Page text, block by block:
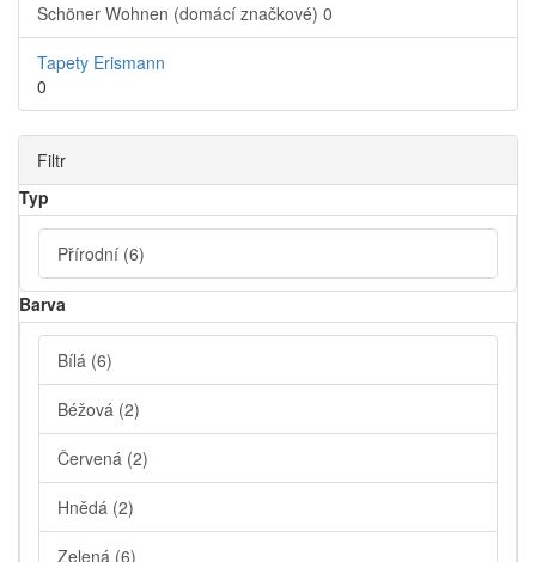
Schöner Wohnen (domácí značkové) 0
Tapety Erismann
0
Filtr
Typ
Přírodní (6)
Barva
Bílá (6)
Béžová (2)
Červená (2)
Hnědá (2)
Zelená (6)